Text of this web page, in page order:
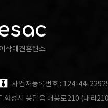
이삭애견훈련소
사업자등록번호 : 124-44-
화성시 봉담읍 매봉로210 (내리